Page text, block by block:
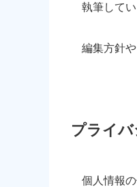
執筆してい
編集方針
プライ
個人情報